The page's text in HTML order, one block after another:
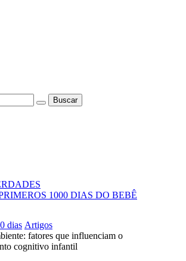
Buscar
1000 DIAS DO BEBÊ
dias Artigos
fatores que influenciam o
cognitivo infantil